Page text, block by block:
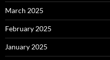
March 2025
February 2025
January 2025